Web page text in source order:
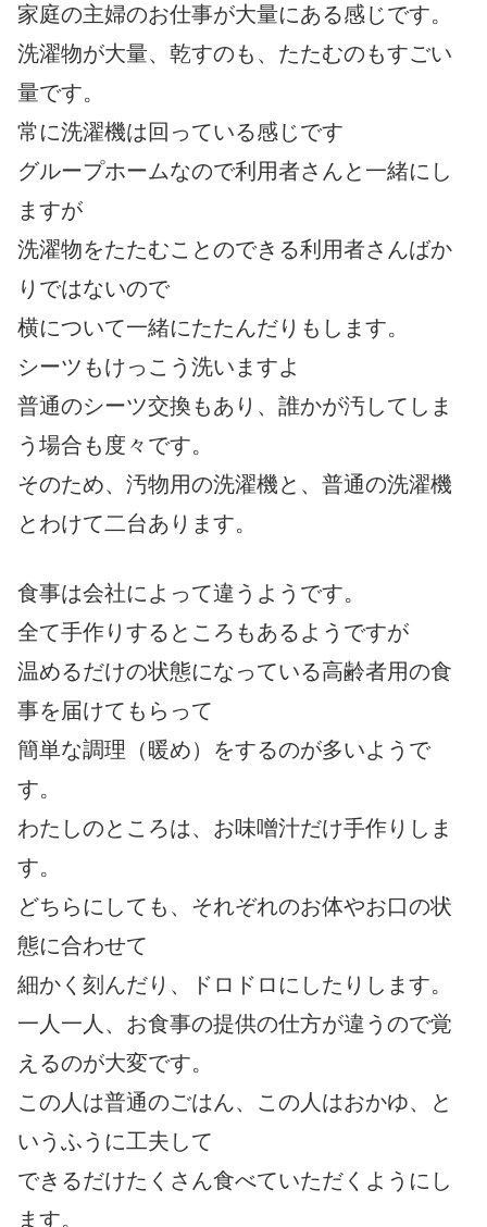
家庭の主婦のお仕事が大量にある感じです。
洗濯物が大量、乾すのも、たたむのもすごい
量です。
常に洗濯機は回っている感じです
グループホームなので利用者さんと一緒にし
ますが
洗濯物をたたむことのできる利用者さんばか
りではないので
横について一緒にたたんだりもします。
シーツもけっこう洗いますよ
普通のシーツ交換もあり、誰かが汚してしま
う場合も度々です。
そのため、汚物用の洗濯機と、普通の洗濯機
とわけて二台あります。
食事は会社によって違うようです。
全て手作りするところもあるようですが
温めるだけの状態になっている高齢者用の食
事を届けてもらって
簡単な調理（暖め）をするのが多いようで
す。
わたしのところは、お味噌汁だけ手作りしま
す。
どちらにしても、それぞれのお体やお口の状
態に合わせて
細かく刻んだり、ドロドロにしたりします。
一人一人、お食事の提供の仕方が違うので覚
えるのが大変です。
この人は普通のごはん、この人はおかゆ、と
いうふうに工夫して
できるだけたくさん食べていただくようにし
ます。